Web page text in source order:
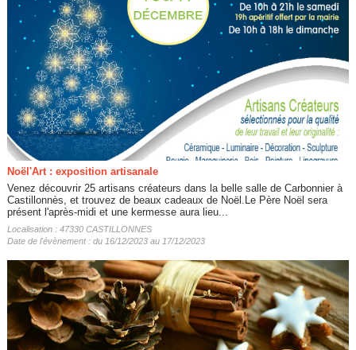
Noël'Art : exposition artisanale
Venez découvrir 25 artisans créateurs dans la belle salle de Carbonnier à
Castillonnès, et trouvez de beaux cadeaux de Noël.Le Père Noël sera
présent l'après-midi et une kermesse aura lieu...
Localisation : 47330 CASTILLONNES
Date de l'évènement : du 16/12/2023 au 17/12/2023